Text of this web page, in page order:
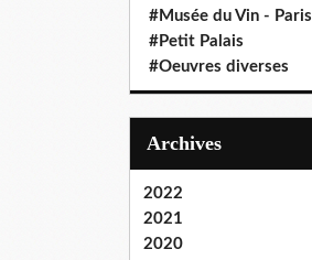
#Musée du Vin - Paris
#Petit Palais
#Oeuvres diverses
Archives
2022
2021
2020